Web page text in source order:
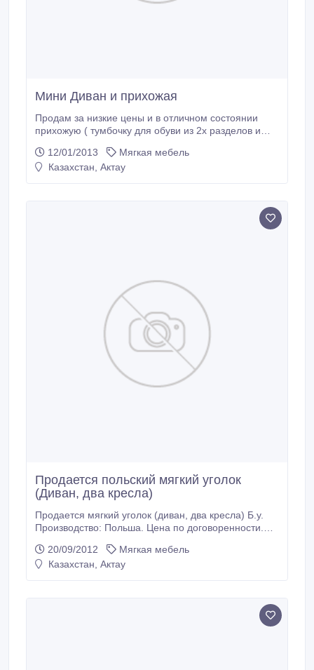
Мини Диван и прихожая
Продам за низкие цены и в отличном состоянии
прихожую ( тумбочку для обуви из 2х разделов и
12/01/2013
Мягкая мебель
Казахстан, Актау
Продается польский мягкий уголок
(Диван, два кресла)
Продается мягкий уголок (диван, два кресла) Б.у.
Производство: Польша. Цена по договоренности.
20/09/2012
Мягкая мебель
Казахстан, Актау